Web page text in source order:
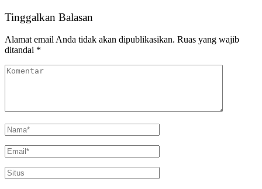
Tinggalkan Balasan
Alamat email Anda tidak akan dipublikasikan. Ruas yang wajib
ditandai *